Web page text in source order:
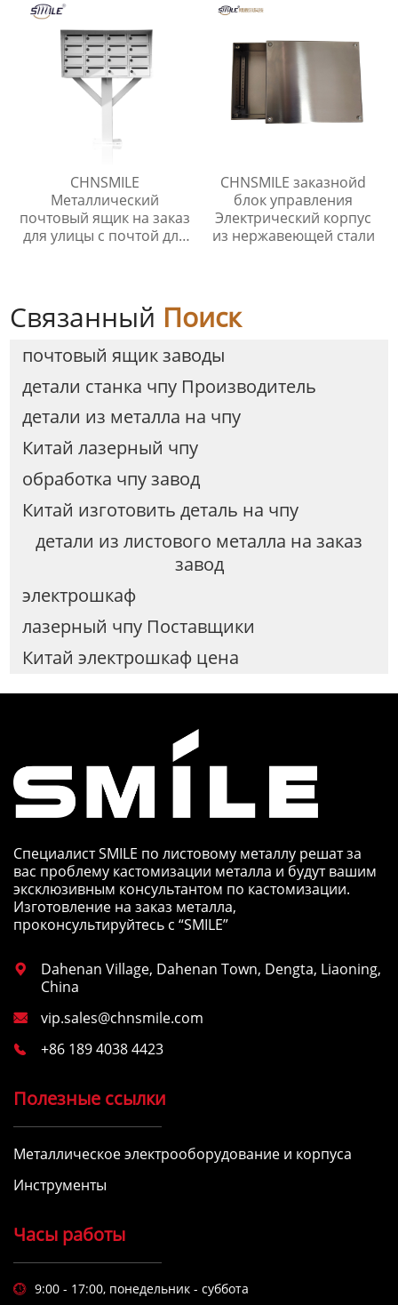
управления
хранения инструментов
CHNSMILE
Металлический
почтовый ящик на заказ
для улицы с почтой для
CHNSMILE заказнойd
блок управления
Электрический корпус
из нержавеющей стали
Связанный Поиск
почтовый ящик заводы
детали станка чпу Производитель
детали из металла на чпу
Китай лазерный чпу
обработка чпу завод
Китай изготовить деталь на чпу
детали из листового металла на заказ
завод
электрошкаф
лазерный чпу Поставщики
Китай электрошкаф цена
Специалист SMILE по листовому металлу решат за
вас проблему кастомизации металла и будут вашим
эксклюзивным консультантом по кастомизации.
Изготовление на заказ металла,
проконсультируйтесь с “SMILE”

Dahenan Village, Dahenan Town, Dengta, Liaoning,
China
 vip.sales@chnsmile.com
 +86 189 4038 4423
Полезные ссылки
Металлическое электрооборудование и корпуса
Инструменты
Часы работы
 9:00 - 17:00, понедельник - суббота